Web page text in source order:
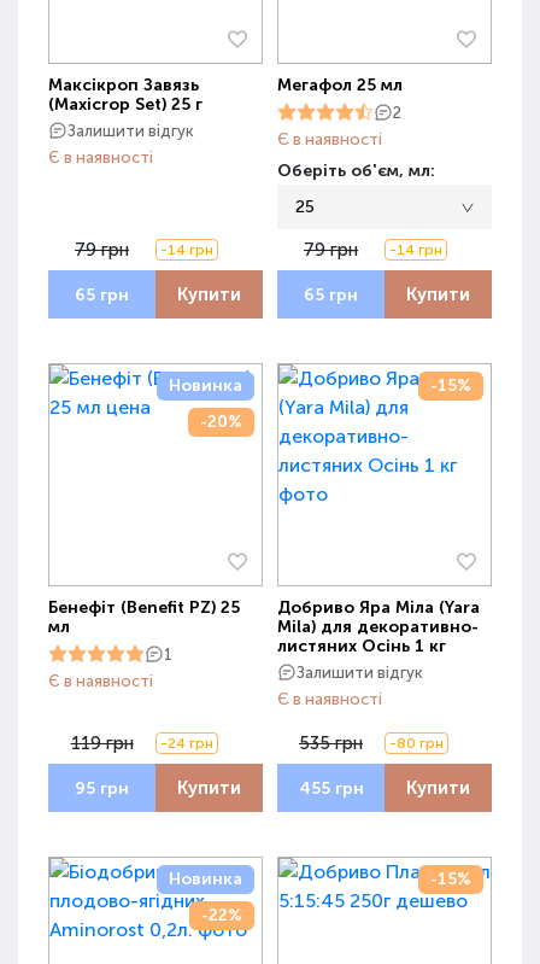
Максікроп Завязь
(Maxicrop Set) 25 г
Залишити відгук
Є в наявності
79 грн -14 грн
65 грн Купити
Мегафол 25 мл
2
Є в наявності
Оберіть об'єм, мл:
25
79 грн -14 грн
65 грн Купити
Новинка
-20%
Бенефіт (Benefit PZ) 25
мл
1
Є в наявності
119 грн -24 грн
95 грн Купити
-15%
Добриво Яра Міла (Yara
Mila) для декоративно-
листяних Осінь 1 кг
Залишити відгук
Є в наявності
535 грн -80 грн
455 грн Купити
Новинка
-22%
-15%